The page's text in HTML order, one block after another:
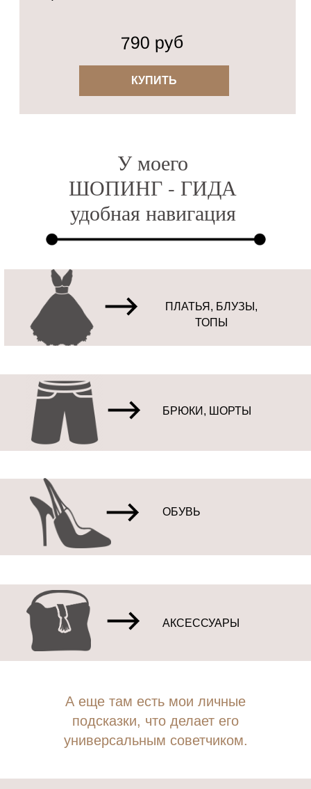
КУПИТЬ
790 руб
БРЮКИ, ШОРТЫ
ПЛАТЬЯ, БЛУЗЫ,
ТОПЫ
У моего
ШОПИНГ - ГИДА
удобная навигация
ОБУВЬ
АКСЕССУАРЫ
А еще там есть мои личные
подсказки, что делает его
универсальным советчиком.
Отзывы девушек